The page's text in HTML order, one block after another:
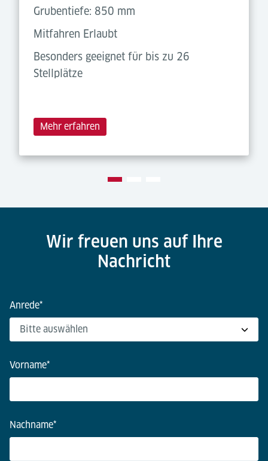
Grubentiefe: 850 mm
Mitfahren Erlaubt
Besonders geeignet für bis zu 26
Stellplätze
Mehr erfahren
Wir freuen uns auf Ihre
Nachricht
Anrede*
Vorname*
Nachname*